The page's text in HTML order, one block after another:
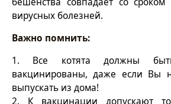
вирусных болезней.
Важно помнить:
1. Все котята должны
вакцинированы, даже если Вы
выпускать из дома!